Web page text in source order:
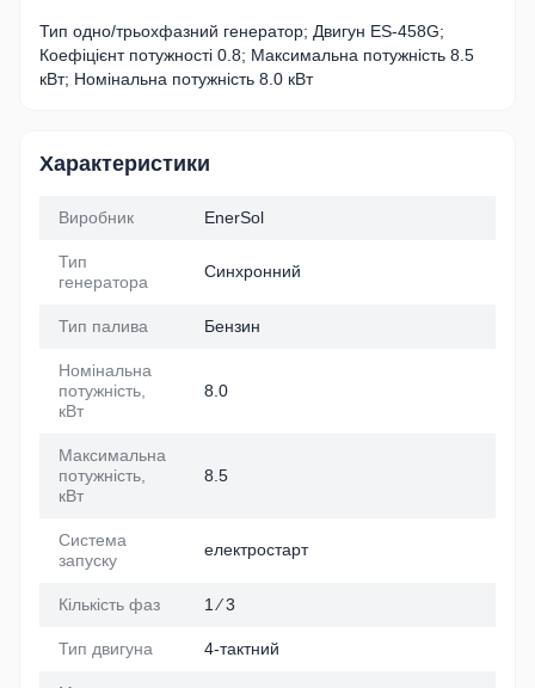
Тип одно/трьохфазний генератор; Двигун ES-458G;
Коефіцієнт потужності 0.8; Максимальна потужність 8.5
кВт; Номінальна потужність 8.0 кВт
Характеристики
Виробник EnerSol
Тип
генератора
Синхронний
Тип палива Бензин
Номінальна
потужність,
кВт
8.0
Максимальна
потужність,
кВт
8.5
Система
запуску
електростарт
Кількість фаз 1 ⁄ 3
Тип двигуна 4-тактний